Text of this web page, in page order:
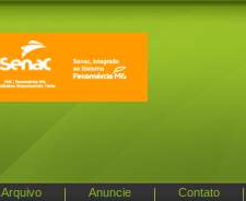
Arquivo Anuncie Contato